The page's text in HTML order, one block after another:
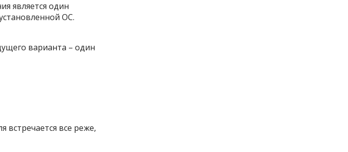
является один
OC.
варианта – один
встречается все реже,